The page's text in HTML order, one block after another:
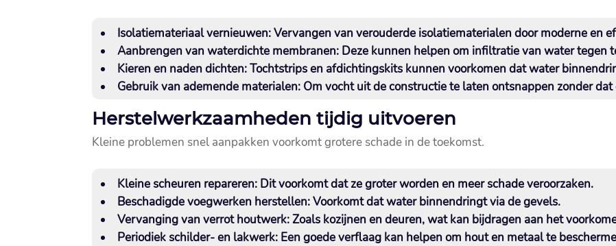
Isolatiemateriaal vernieuwen: Vervangen van verouderde isolatiematerialen door moderne en
Aanbrengen van waterdichte membranen: Deze kunnen helpen om infiltratie van water tegen
Kieren en naden dichten: Tochtstrips en afdichtingskits kunnen voorkomen dat water
Gebruik van ademende materialen: Om vocht uit de constructie te laten ontsnappen zonder
Herstelwerkzaamheden tijdig uitvoeren
Kleine problemen snel aanpakken voorkomt grotere schade in de toekomst.​
Kleine scheuren repareren: Dit voorkomt dat ze groter worden en meer schade veroorzaken.​
Beschadigde voegwerken herstellen: Voorkomt dat water binnendringt via de gevels.​
Vervanging van verrot houtwerk: Zoals kozijnen en deuren, wat kan bijdragen aan het
Periodiek schilder- en lakwerk: Een goede verflaag kan helpen om hout en metaal te